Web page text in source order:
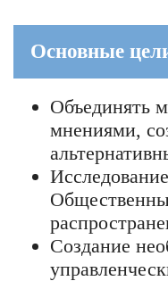
Основные
Объединять
мнениями,
Создание